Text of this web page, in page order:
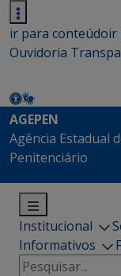
ir para conteúdoir
Ouvidoria
AGEPEN
Agência Estadual
Penitenciário
Institucional
Informativos
Pesquisar